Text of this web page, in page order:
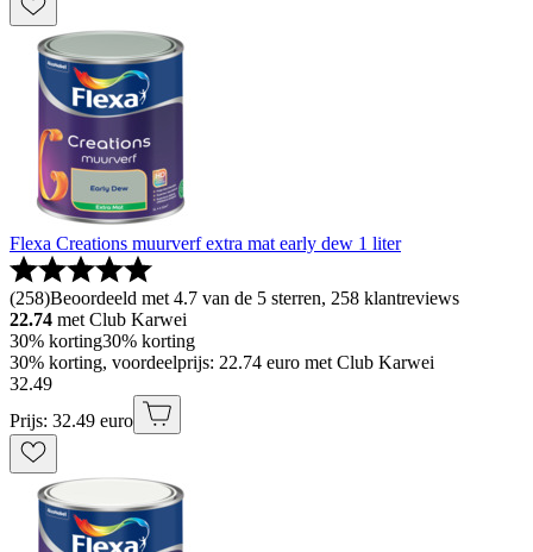
Flexa Creations muurverf extra mat early dew 1 liter
(258)Beoordeeld met 4.7 van de 5 sterren, 258 klantreviews
22.74 met Club Karwei
30% korting30% korting
30% korting, voordeelprijs: 22.74 euro met Club Karwei
32.49
Prijs: 32.49 euro